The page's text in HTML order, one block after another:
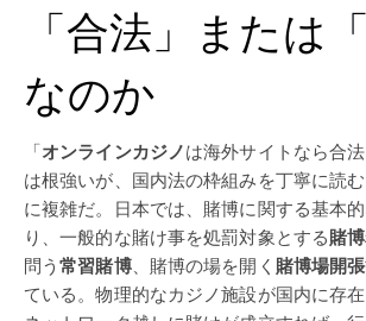
「合法」または
なのか
「オンラインカジノは海外サイトなら合
は根強いが、国内法の枠組みを丁寧に読
に複雑だ。日本では、賭博に関する基本
り、一般的な賭け事を処罰対象とする賭
問う常習賭博、賭博の場を開く 賭博場開
ている。物理的なカジノ施設が国内に存在